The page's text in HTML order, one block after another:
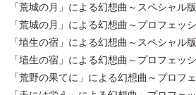
「荒城の月」による幻想曲～スペシャル版
「荒城の月」による幻想曲～プロフェッ
「埴生の宿」による幻想曲～スペシャル版
「埴生の宿」による幻想曲～プロフェッ
「荒野の果てに」による幻想曲～プロフ